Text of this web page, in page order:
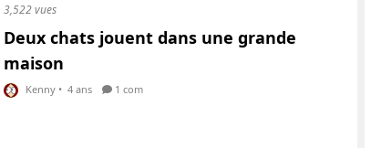
3,522 vues
Deux chats jouent dans une grande
maison
Kenny • 4 ans 1 com